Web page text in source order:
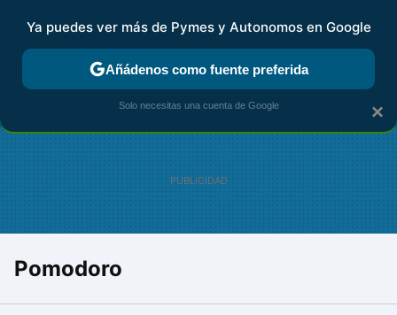
FISCALIDAD Y CONTABILIDAD KIT DIGITAL RENTA
Pomodoro
×
Ya puedes ver más de Pymes y Autonomos en Google
Añádenos como fuente preferida
Solo necesitas una cuenta de Google